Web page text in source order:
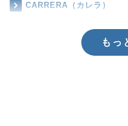
CARRERA（カレラ）
もっ